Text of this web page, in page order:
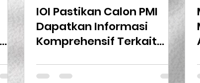
IOI Pastikan Calon PMI
Dapatkan Informasi
Komprehensif Terkait
Berangkat